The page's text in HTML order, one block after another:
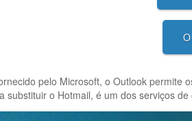
pelo Microsoft, o Outlook permite
substituir o Hotmail, é um dos serviços